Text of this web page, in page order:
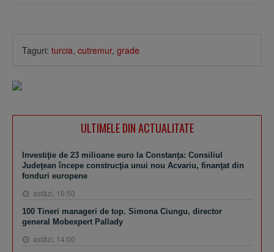
Taguri: turcia, cutremur, grade
ULTIMELE DIN ACTUALITATE
Investiţie de 23 milioane euro la Constanţa: Consiliul
Judeţean începe construcţia unui nou Acvariu, finanţat din
fonduri europene
astăzi, 16:50
100 Tineri manageri de top. Simona Ciungu, director
general Mobexpert Pallady
astăzi, 14:00